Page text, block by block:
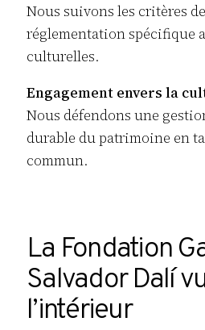
Nous suivons les critères
réglementation spécifique
culturelles.
Engagement envers la
Nous défendons une
durable du patrimoine en
commun.
La Fondation
Salvador Dalí
l’intérieur